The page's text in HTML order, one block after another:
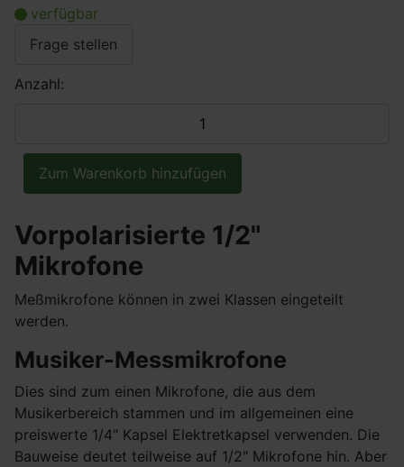
verfügbar
Frage stellen
Anzahl:
Vorpolarisierte 1/2"
Mikrofone
Meßmikrofone können in zwei Klassen eingeteilt
werden.
Musiker-Messmikrofone
Dies sind zum einen Mikrofone, die aus dem
Musikerbereich stammen und im allgemeinen eine
preiswerte 1/4" Kapsel Elektretkapsel verwenden. Die
Bauweise deutet teilweise auf 1/2" Mikrofone hin. Aber